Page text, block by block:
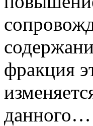
фракция
данного…